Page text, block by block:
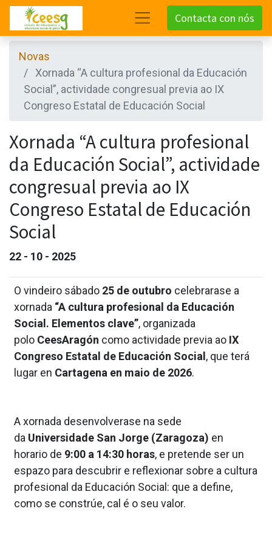
Contacta con nós
Novas
Xornada “A cultura profesional da Educación
Social”, actividade congresual previa ao IX
Congreso Estatal de Educación Social
Xornada “A cultura profesional
da Educación Social”, actividade
congresual previa ao IX
Congreso Estatal de Educación
Social
22 - 10 - 2025
O vindeiro sábado 25 de outubro celebrarase a
xornada “A cultura profesional da Educación
Social. Elementos clave”, organizada
polo CeesAragón como actividade previa ao IX
Congreso Estatal de Educación Social , que terá
lugar en Cartagena en maio de 2026.
A xornada desenvolverase na sede
da Universidade San Jorge (Zaragoza) en
horario de 9:00 a 14:30 horas, e pretende ser un
espazo para descubrir e reflexionar sobre a cultura
profesional da Educación Social: que a define,
como se constrúe, cal é o seu valor.